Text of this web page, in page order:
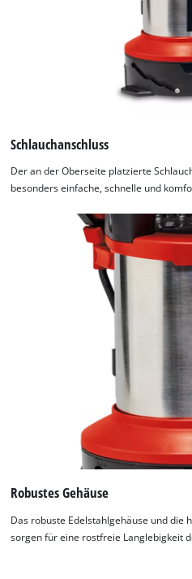
Schlauchanschluss
Der an der Oberseite platzierte
besonders einfache, schnelle und
Robustes Gehäuse
Das robuste Edelstahlgehäuse und die
sorgen für eine rostfreie Langlebigkeit